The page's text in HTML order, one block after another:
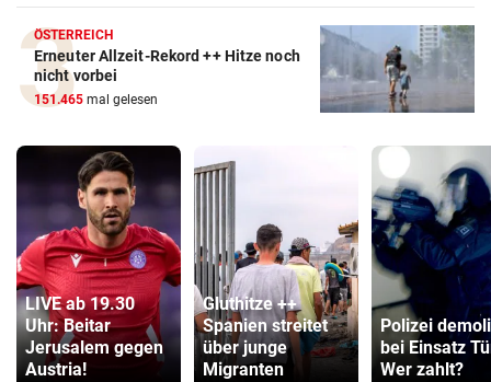
ÖSTERREICH
Erneuter Allzeit-Rekord ++ Hitze noch
nicht vorbei
151.465 mal gelesen
LIVE ab 19.30
Uhr: Beitar
Jerusalem gegen
Austria!
Gluthitze ++
Spanien streitet
über junge
Migranten
Polizei
bei Einsatz
Wer zahlt?